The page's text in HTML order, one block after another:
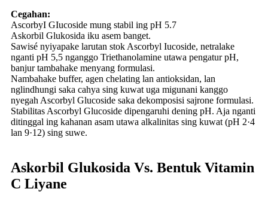
Cegahan:
AscorbyI GIucoside mung stabil ing pH 5.7
Askorbil Glukosida iku asem banget.
Sawisé nyiyapake larutan stok Ascorbyl Iucoside, netralake
nganti pH 5,5 nganggo Triethanolamine utawa pengatur pH,
banjur tambahake menyang formulasi.
Nambahake buffer, agen chelating lan antioksidan, lan
nglindhungi saka cahya sing kuwat uga migunani kanggo
nyegah Ascorbyl Glucoside saka dekomposisi sajrone formulasi.
Stabilitas Ascorbyl Glucoside dipengaruhi dening pH. Aja nganti
ditinggal ing kahanan asam utawa alkalinitas sing kuwat (pH 2·4
lan 9·12) sing suwe.
Askorbil Glukosida Vs. Bentuk Vitamin
C Liyane